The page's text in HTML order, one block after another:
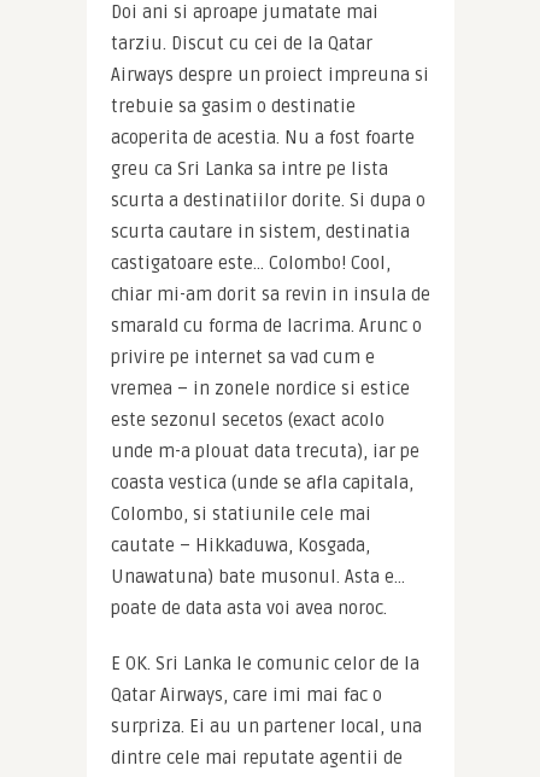
Doi ani si aproape jumatate mai
tarziu. Discut cu cei de la Qatar
Airways despre un proiect impreuna si
trebuie sa gasim o destinatie
acoperita de acestia. Nu a fost foarte
greu ca Sri Lanka sa intre pe lista
scurta a destinatiilor dorite. Si dupa o
scurta cautare in sistem, destinatia
castigatoare este… Colombo! Cool,
chiar mi-am dorit sa revin in insula de
smarald cu forma de lacrima. Arunc o
privire pe internet sa vad cum e
vremea – in zonele nordice si estice
este sezonul secetos (exact acolo
unde m-a plouat data trecuta), iar pe
coasta vestica (unde se afla capitala,
Colombo, si statiunile cele mai
cautate – Hikkaduwa, Kosgada,
Unawatuna) bate musonul. Asta e…
poate de data asta voi avea noroc.
E OK. Sri Lanka le comunic celor de la
Qatar Airways, care imi mai fac o
surpriza. Ei au un partener local, una
dintre cele mai reputate agentii de